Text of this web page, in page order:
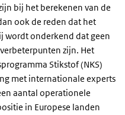
bij het berekenen van de
ook de reden dat het
wordt onderkend dat geen
zijn. Het
Stikstof (NKS)
met internationale experts
aantal operationele
in Europese landen